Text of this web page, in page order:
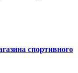
спортивного